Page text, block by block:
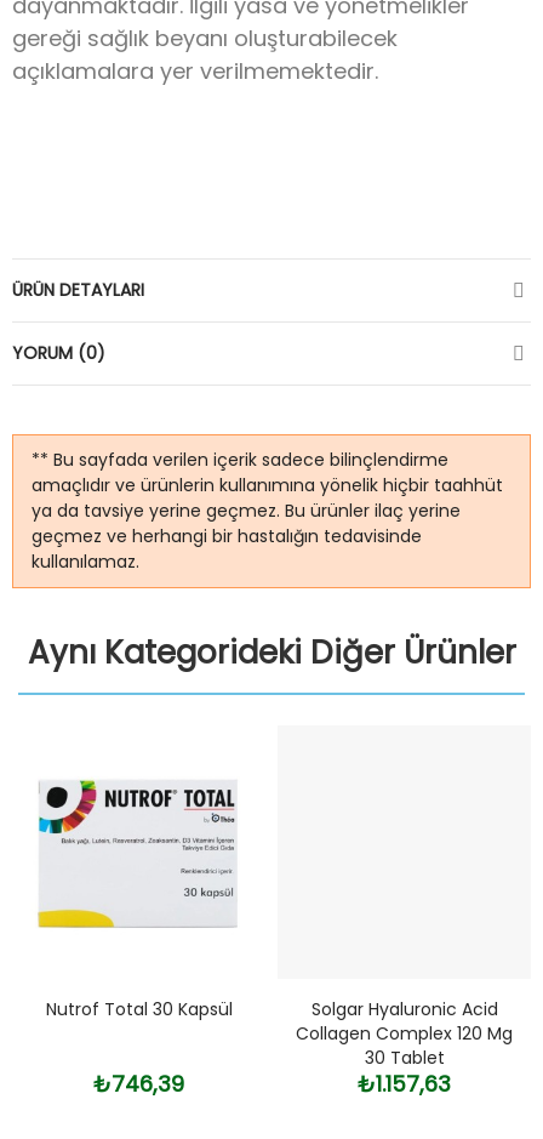
gereği sağlık beyanı oluşturabilecek
açıklamalara yer verilmemektedir.
ÜRÜN DETAYLARI
YORUM (0)
** Bu sayfada verilen içerik sadece bilinçlendirme
amaçlıdır ve ürünlerin kullanımına yönelik hiçbir taahhüt
ya da tavsiye yerine geçmez. Bu ürünler ilaç yerine
geçmez ve herhangi bir hastalığın tedavisinde
kullanılamaz.
Aynı Kategorideki Diğer Ürünler
Nutrof Total 30 Kapsül
₺746,39
Solgar Hyaluronic Acid
Collagen Complex 120 Mg
30 Tablet
₺1.157,63